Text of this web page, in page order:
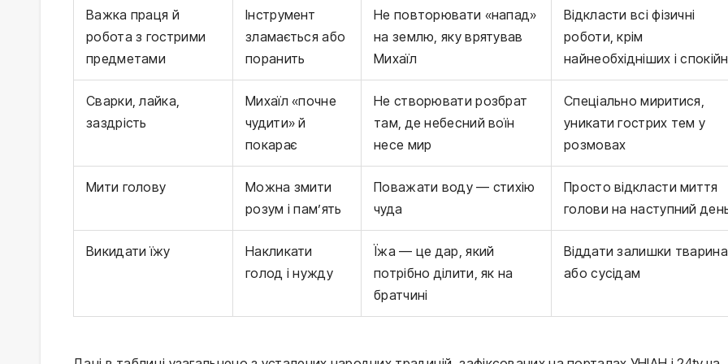
Важка праця й
робота з гострими
предметами
Інструмент
зламається або
поранить
Не повторювати «напад»
на землю, яку врятував
Михаїл
Відкласти всі фізичні
роботи, крім
найнеобхідніших і
Сварки, лайка,
заздрість
Михаїл «почне
чудити» й
покарає
Не створювати розбрат
там, де небесний воїн
несе мир
Спеціально миритися,
уникати гострих тем у
розмовах
Мити голову
Можна змити
розум і пам’ять
Поважати воду — стихію
чуда
Просто відкласти миття
голови на наступний
Викидати їжу
Накликати
голод і нужду
Їжа — це дар, який
потрібно ділити, як на
братчині
Віддати залишки
або сусідам